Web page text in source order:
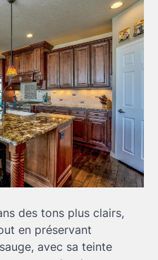
des tons plus clairs,
en préservant
avec sa teinte